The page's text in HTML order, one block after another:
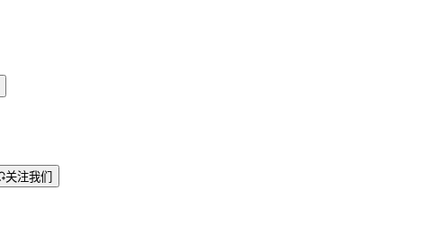
关注我们